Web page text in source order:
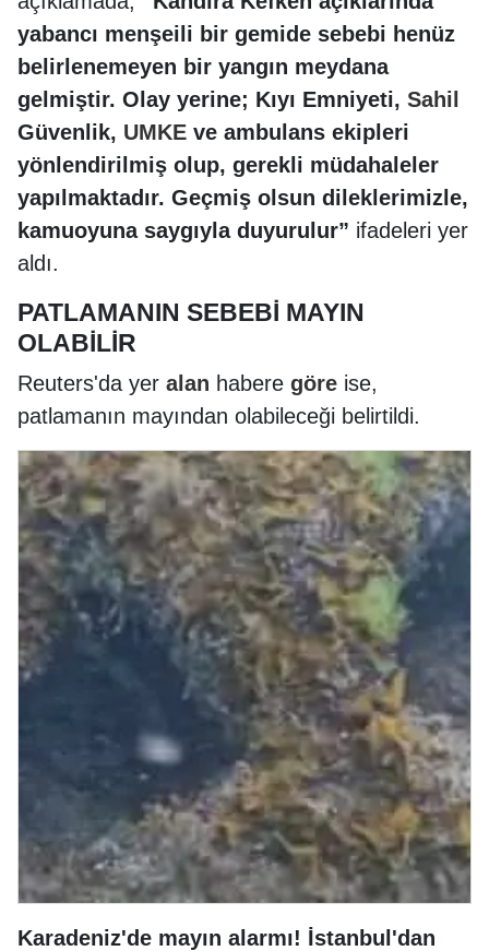
yabancı menşeili bir gemide sebebi henüz
belirlenemeyen bir yangın meydana
gelmiştir. Olay yerine; Kıyı Emniyeti, Sahil
Güvenlik, UMKE ve ambulans ekipleri
yönlendirilmiş olup, gerekli müdahaleler
yapılmaktadır. Geçmiş olsun dileklerimizle,
kamuoyuna saygıyla duyurulur” ifadeleri yer
aldı.
PATLAMANIN SEBEBİ MAYIN
OLABİLİR
Reuters'da yer alan habere göre ise,
patlamanın mayından olabileceği belirtildi.
Karadeniz'de mayın alarmı! İstanbul'dan